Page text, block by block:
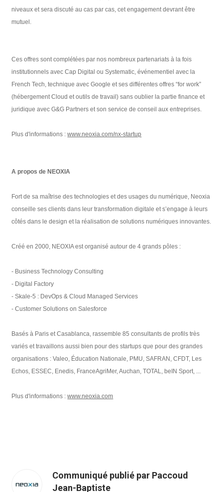
niveaux et sera discuté au cas par cas, cet engagement devrant être
mutuel.
Ces offres sont complétées par nos nombreux partenariats à la fois
institutionnels avec Cap Digital ou Systematic, événementiel avec la
French Tech, technique avec Google et ses différentes offres “for work”
(hébergement Cloud et outils de travail) sans oublier la partie finance et
juridique avec G&G Partners et son service de conseil aux entreprises.
Plus d'informations :www.neoxia.com/nx-startup
A propos de NEOXIA
Fort de sa maîtrise des technologies et des usages du numérique, Neoxia
conseille ses clients dans leur transformation digitale et s’engage à leurs
côtés dans le design et la réalisation de solutions numériques innovantes.
Créé en 2000, NEOXIA est organisé autour de 4 grands pôles :
- Business Technology Consulting
- Digital Factory
- Skale-5 : DevOps & Cloud Managed Services
- Customer Solutions on Salesforce
Basés à Paris et Casablanca, rassemble 85 consultants de profils très
variés et travaillons aussi bien pour des startups que pour des grandes
organisations : Valeo, Éducation Nationale, PMU, SAFRAN, CFDT, Les
Echos, ESSEC, Enedis, FranceAgriMer, Auchan, TOTAL, beIN Sport, ...
Plus d'informations :www.neoxia.com
Communiqué publié par Paccoud
Jean-Baptiste